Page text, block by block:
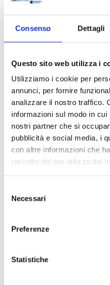
Consenso Dettagli
Questo sito web utilizza i
Utilizziamo i cookie per
annunci, per fornire
analizzare il nostro traffico.
informazioni sul modo in
nostri partner che si
pubblicità e social media, i
con altre informazioni che
raccolto dal tuo utilizzo dei
delNecessari
Preferenze
Statistiche
Editore
Bancaria Editrice
Anno
2021
Disponibile